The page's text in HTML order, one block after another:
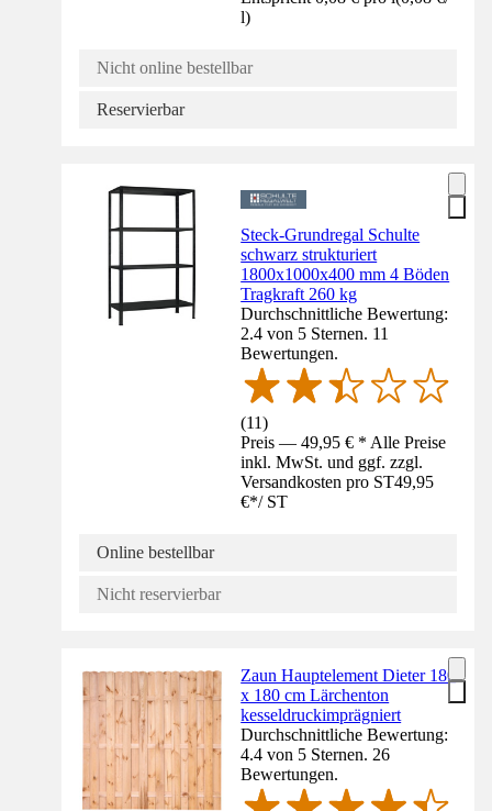
l)
Nicht online bestellbar
Reservierbar
Steck-Grundregal Schulte
schwarz strukturiert
1800x1000x400 mm 4 Böden
Tragkraft 260 kg
Durchschnittliche Bewertung:
2.4 von 5 Sternen. 11
Bewertungen.
(11)
Preis — 49,95 € * Alle Preise
inkl. MwSt. und ggf. zzgl.
Versandkosten pro ST49,95
€*/ ST
Online bestellbar
Nicht reservierbar
Zaun Hauptelement Dieter 180
x 180 cm Lärchenton
kesseldruckimprägniert
Durchschnittliche Bewertung:
4.4 von 5 Sternen. 26
Bewertungen.